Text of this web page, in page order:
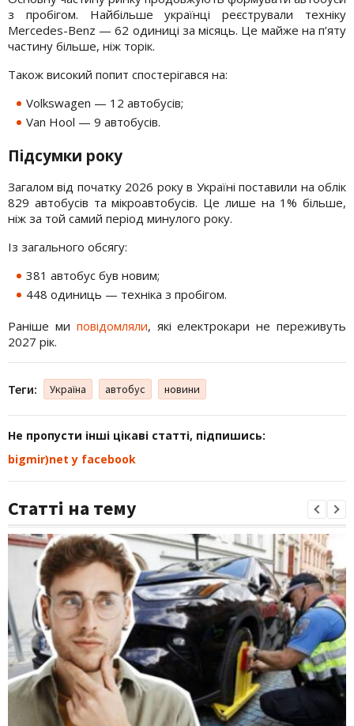
з пробігом. Найбільше українці реєстрували техніку
Mercedes-Benz — 62 одиниці за місяць. Це майже на п’яту
частину більше, ніж торік.
Також високий попит спостерігався на:
Volkswagen — 12 автобусів;
Van Hool — 9 автобусів.
Підсумки року
Загалом від початку 2026 року в Україні поставили на облік
829 автобусів та мікроавтобусів. Це лише на 1% більше,
ніж за той самий період минулого року.
Із загального обсягу:
381 автобус був новим;
448 одиниць — техніка з пробігом.
Раніше ми повідомляли, які електрокари не переживуть
2027 рік.
Теги: Україна автобус новини
Не пропусти інші цікаві статті, підпишись:
bigmir)net у facebook
Статті на тему